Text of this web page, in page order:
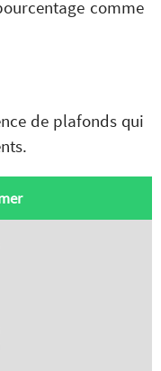
comme
de plafonds qui